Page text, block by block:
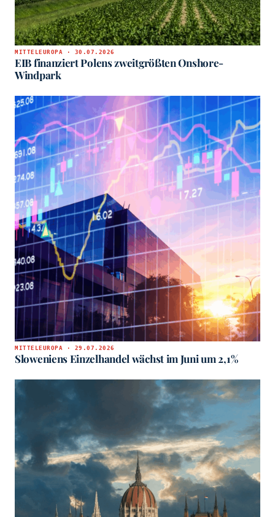
MITTELEUROPA · 30.07.2026
EIB finanziert Polens zweitgrößten Onshore-
Windpark
MITTELEUROPA · 29.07.2026
Sloweniens Einzelhandel wächst im Juni um 2,1%